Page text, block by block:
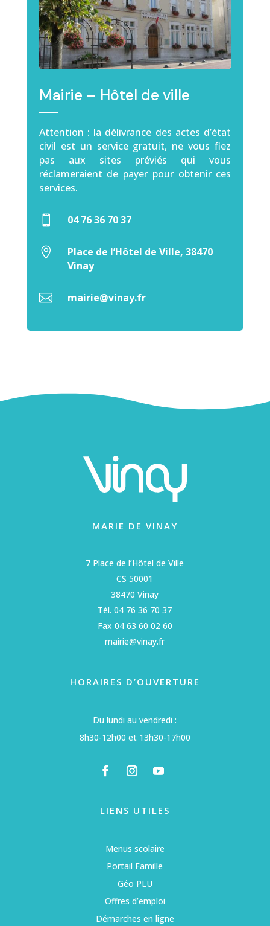
Mairie – Hôtel de ville
Attention : la délivrance des actes d’état
civil est un service gratuit, ne vous fiez
pas aux sites préviés qui vous
réclameraient de payer pour obtenir ces
services.
 04 76 36 70 37

Place de l’Hôtel de Ville, 38470
Vinay
 mairie@vinay.fr
MARIE DE VINAY
7 Place de l’Hôtel de Ville
CS 50001
38470 Vinay
Tél. 04 76 36 70 37
Fax 04 63 60 02 60
mairie@vinay.fr
HORAIRES D’OUVERTURE
Du lundi au vendredi :
8h30-12h00 et 13h30-17h00
LIENS UTILES
Menus scolaire
Portail Famille
Géo PLU
Offres d’emploi
Démarches en ligne